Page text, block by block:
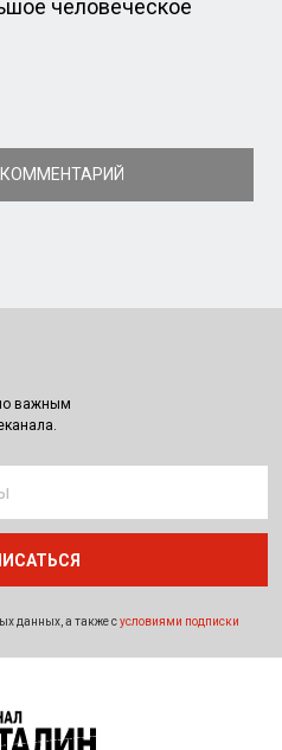
человеческое
важным
данных, а также сусловиями подписки